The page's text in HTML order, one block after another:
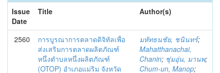
Issue
Date
Title Author(s)
2560
การบูรณาการตลาดดิจิทัลเพื่อ
ส่งเสริมการตลาดผลิตภัณฑ์
หนึ่งตำบลหนึ่งผลิตภัณฑ์
(OTOP) อำเภอแม่ริม จังหวัด
มหัทธนชัย, ชนินทร์;
Mahatthanachai,
Chanin; ชุ่มอุ่น, มานพ;
Chum-un, Manop;